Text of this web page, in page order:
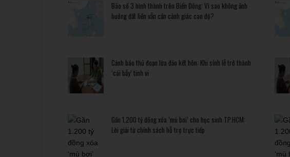
Bão số 3 hình thành trên Biển Đông: Vì sao không ảnh
hưởng đất liền vẫn cần cảnh giác cao độ?
Cảnh báo thủ đoạn lừa đảo kết hôn: Khi sính lễ trở thành
‘cái bẫy’ tinh vi
Gần 1.200 tỷ đồng xóa ‘mù bơi’ cho học sinh TP.HCM:
Lời giải từ chính sách hỗ trợ trực tiếp